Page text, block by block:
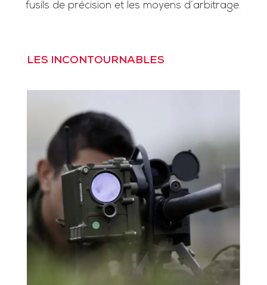
fusils de précision et les moyens d’arbitrage.
LES INCONTOURNABLES